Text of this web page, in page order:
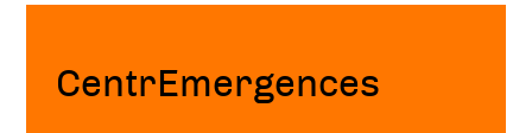
Fin
CentrEmergences